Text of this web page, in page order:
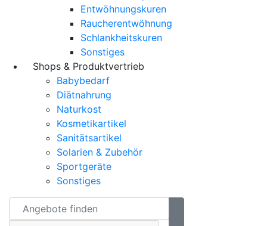
Entwöhnungskuren
Raucherentwöhnung
Schlankheitskuren
Sonstiges
Shops & Produktvertrieb
Babybedarf
Diätnahrung
Naturkost
Kosmetikartikel
Sanitätsartikel
Solarien & Zubehör
Sportgeräte
Sonstiges